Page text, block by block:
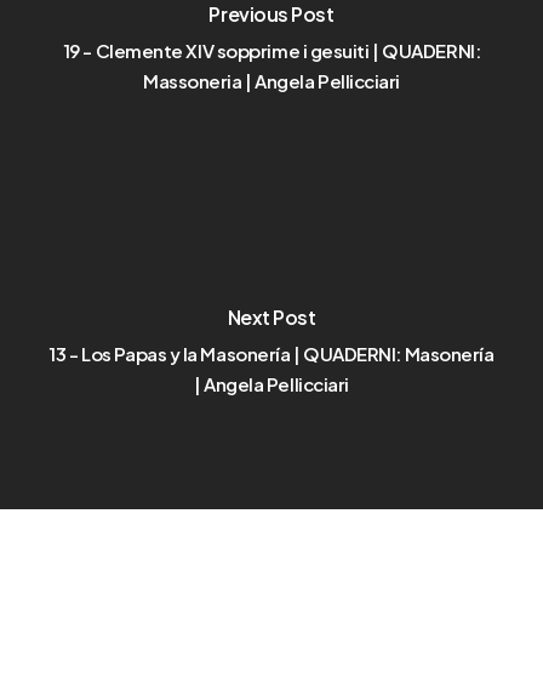
Previous Post
19 - Clemente XIV sopprime i gesuiti | QUADERNI:
Massoneria | Angela Pellicciari
Next Post
13 - Los Papas y la Masonería | QUADERNI: Masonería
| Angela Pellicciari